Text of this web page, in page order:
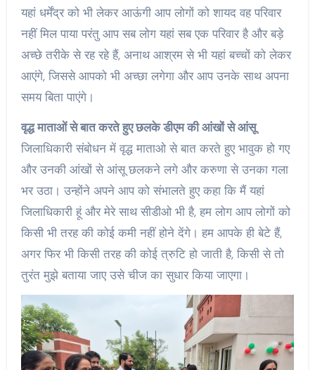
यहां धर्मेंद्र को भी लेकर आऊंगी आप लोगों को शायद वह परिवार
नहीं मिल पाया परंतु आप सब लोग यहां सब एक परिवार है और बड़े
अच्छे तरीके से रह रहे हैं, अनाथ आश्रम से भी यहां बच्चों को लेकर
आएंगे, जिससे आपको भी अच्छा लगेगा और आप उनके साथ अपना
समय बिता पाएंगे।
वृद्ध माताओं से बात करते हुए छलके डीएम की आंखों से आंसू
जिलाधिकारी संबोधन में वृद्ध माताओ से बात करते हुए भावुक हो गए
और उनकी आंखों से आंसू छलकने लगे और करुणा से उनका गला
भर उठा। उन्होंने अपने आप को संभालते हुए कहा कि मैं यहां
जिलाधिकारी हूं और मेरे साथ सीडीओ भी है, हम लोग आप लोगों को
किसी भी तरह की कोई कमी नहीं होने देंगे। हम आपके ही बेटे हैं,
अगर फिर भी किसी तरह की कोई त्रुटि हो जाती है, किसी से तो
तुरंत मुझे बताया जाए उसे चीज का सुधार किया जाएगा।